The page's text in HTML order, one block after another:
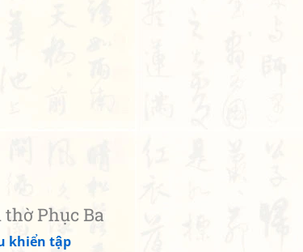
thờ Phục Ba
khiển tập